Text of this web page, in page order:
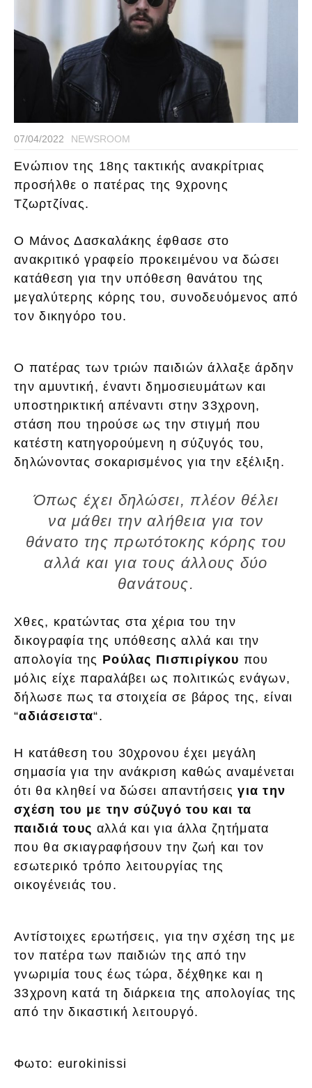
07/04/2022 NEWSROOM
Ενώπιον της 18ης τακτικής ανακρίτριας
προσήλθε ο πατέρας της 9χρονης
Τζωρτζίνας.
Ο Μάνος Δασκαλάκης έφθασε στο
ανακριτικό γραφείο προκειμένου να δώσει
κατάθεση για την υπόθεση θανάτου της
μεγαλύτερης κόρης του, συνοδευόμενος από
τον δικηγόρο του.
Ο πατέρας των τριών παιδιών άλλαξε άρδην
την αμυντική, έναντι δημοσιευμάτων και
υποστηρικτική απέναντι στην 33χρονη,
στάση που τηρούσε ως την στιγμή που
κατέστη κατηγορούμενη η σύζυγός του,
δηλώνοντας σοκαρισμένος για την εξέλιξη.
Όπως έχει δηλώσει, πλέον θέλει
να μάθει την αλήθεια για τον
θάνατο της πρωτότοκης κόρης του
αλλά και για τους άλλους δύο
θανάτους.
Χθες, κρατώντας στα χέρια του την
δικογραφία της υπόθεσης αλλά και την
απολογία της Ρούλας Πισπιρίγκου που
μόλις είχε παραλάβει ως πολιτικώς ενάγων,
δήλωσε πως τα στοιχεία σε βάρος της, είναι
“αδιάσειστα“.
Η κατάθεση του 30χρονου έχει μεγάλη
σημασία για την ανάκριση καθώς αναμένεται
ότι θα κληθεί να δώσει απαντήσεις για την
σχέση του με την σύζυγό του και τα
παιδιά τους αλλά και για άλλα ζητήματα
που θα σκιαγραφήσουν την ζωή και τον
εσωτερικό τρόπο λειτουργίας της
οικογένειάς του.
Αντίστοιχες ερωτήσεις, για την σχέση της με
τον πατέρα των παιδιών της από την
γνωριμία τους έως τώρα, δέχθηκε και η
33χρονη κατά τη διάρκεια της απολογίας της
από την δικαστική λειτουργό.
Φωτο: eurokinissi